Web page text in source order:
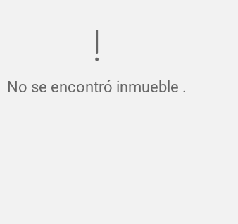
No se encontró inmueble .